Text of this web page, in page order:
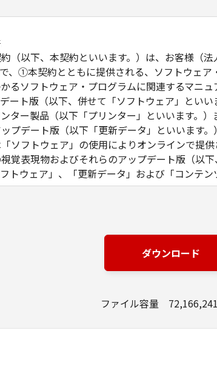
（以下、本契約といいます。）は、お客様（
、①本契約とともに提供される、ソフトウェ
るソフトウェア・プログラムに関連するマニ
ート版（以下、併せて「ソフトウェア」とい
ター製品（以下「プリンター」といいます。
プデート版（以下「更新データ」といいます
ソフトウェア」の使用によりオンラインで提
覚表現物およびそれらのアップデート版（以
トウェア」、「更新データ」および「コンテ
は、本契約の各条項が適用されない第三者の
含まれる場合があります。かかる「第三者ソ
の資料、または「許諾ソフトウェア」内に記
除き、キヤノンおよびキヤノンのライセンサ
れるものではありません。
ダウンロード
ファイル容量